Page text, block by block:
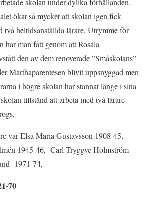
skolan under dylika förhållanden.
ökat så mycket att skolan igen fick
två heltidsanställda lärare. Utrymme för
har man fått genom att Rosala
den av dem renoverade ”Småskolans”
Marthaparentesen blivit uppsnyggad men
i högre skolan har stannat länge i sina
tillstånd att arbeta med två lärare
var Elsa Maria Gustavsson 1908-45,
1945-46, Carl Tryggve Holmström
1971-74,
70